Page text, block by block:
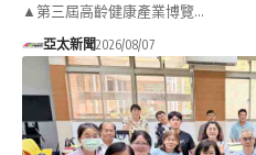
▲第三屆高齡健康產業博覽…
亞太新聞2026/08/07